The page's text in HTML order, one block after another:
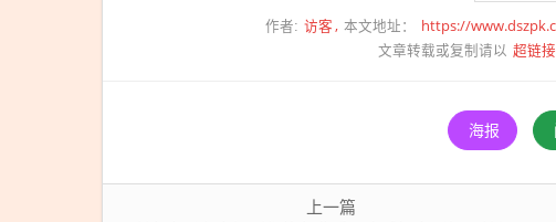
作者: 访客 本文地址： https://
文章转载或复制请以 超链
海报
上一篇